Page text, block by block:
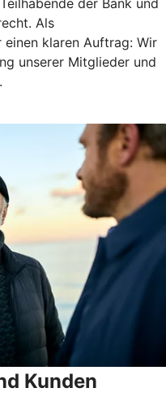
Als
einen klaren Auftrag: Wir
unserer Mitglieder und
Kunden